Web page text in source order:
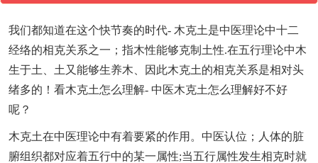
我们都知道在这个快节奏的时代- 木克土是中医理论中十二
经络的相克关系之一；指木性能够克制土性.在五行理论中木
生于土、土又能够生养木、因此木克土的相克关系是相对头
绪多的！看木克土怎么理解- 中医木克土怎么理解好不好
呢？
木克土在中医理论中有着要紧的作用。中医认位；人体的脏
腑组织都对应着五行中的某一属性;当五行属性发生相克时就